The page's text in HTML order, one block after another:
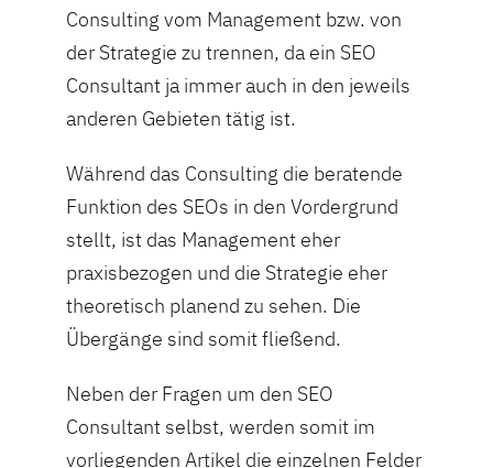
Consulting vom Management bzw. von
der Strategie zu trennen, da ein SEO
Consultant ja immer auch in den jeweils
anderen Gebieten tätig ist.
Während das Consulting die beratende
Funktion des SEOs in den Vordergrund
stellt, ist das Management eher
praxisbezogen und die Strategie eher
theoretisch planend zu sehen. Die
Übergänge sind somit fließend.
Neben der Fragen um den SEO
Consultant selbst, werden somit im
vorliegenden Artikel die einzelnen Felder